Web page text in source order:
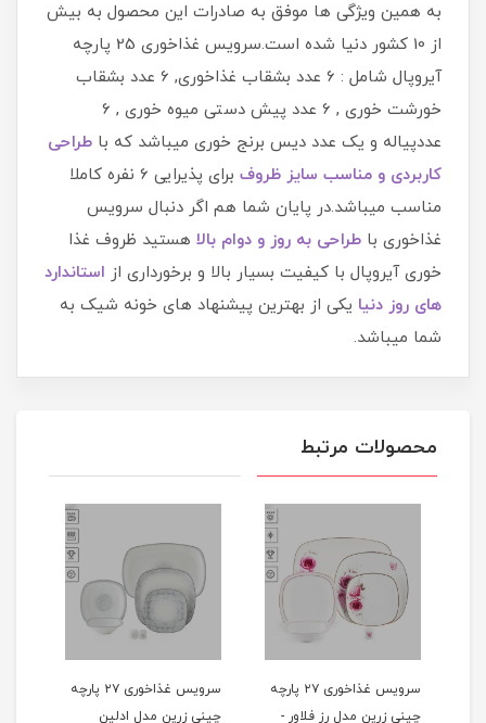
به همین ویژگی ها موفق به صادرات این محصول به بیش
از 10 کشور دنیا شده است.سرویس غذاخوری 25 پارچه
آیروپال شامل : 6 عدد بشقاب غذاخوری, 6 عدد بشقاب
خورشت خوری , 6 عدد پیش دستی میوه خوری , 6
عددپیاله و یک عدد دیس برنج خوری میباشد که با طراحی
کاربردی و مناسب سایز ظروف
برای پذیرایی 6 نفره کاملا
مناسب میباشد.در پایان شما هم اگر دنبال سرویس
غذاخوری با طراحی به روز و دوام بالا هستید ظروف غذا
خوری آیروپال با کیفیت بسیار بالا و برخورداری از استاندارد
های روز دنیا یکی از بهترین پیشنهاد های خونه شیک به
شما میباشد.
محصولات مرتبط
سرویس غذاخوری ۲۷ پارچه
چینی زرین مدل رز فلاور -
سرویس غذاخوری ۲۷ پارچه
چینی زرین مدل ادلین